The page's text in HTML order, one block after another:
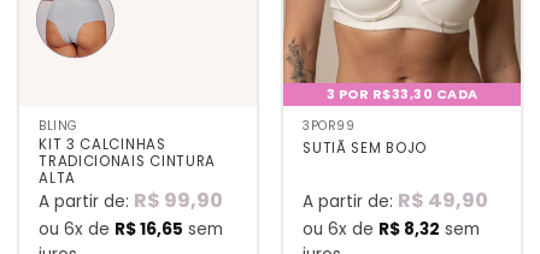
BLING
KIT 3 CALCINHAS
TRADICIONAIS CINTURA
ALTA
A partir de: R$ 99,90
ou 6x de R$16,65 sem
3 POR R$33,30 CADA
3POR99
SUTIÃ SEM BOJO
A partir de: R$ 49,90
ou 6x de R$ 8,32 sem